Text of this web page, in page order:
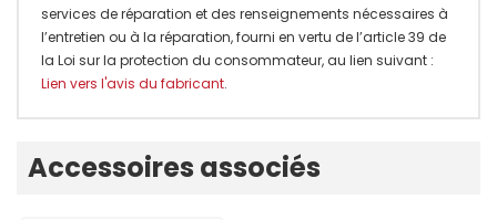
services de réparation et des renseignements nécessaires à
l’entretien ou à la réparation, fourni en vertu de l’article 39 de
la Loi sur la protection du consommateur, au lien suivant :
Lien vers l'avis du fabricant.
Accessoires associés